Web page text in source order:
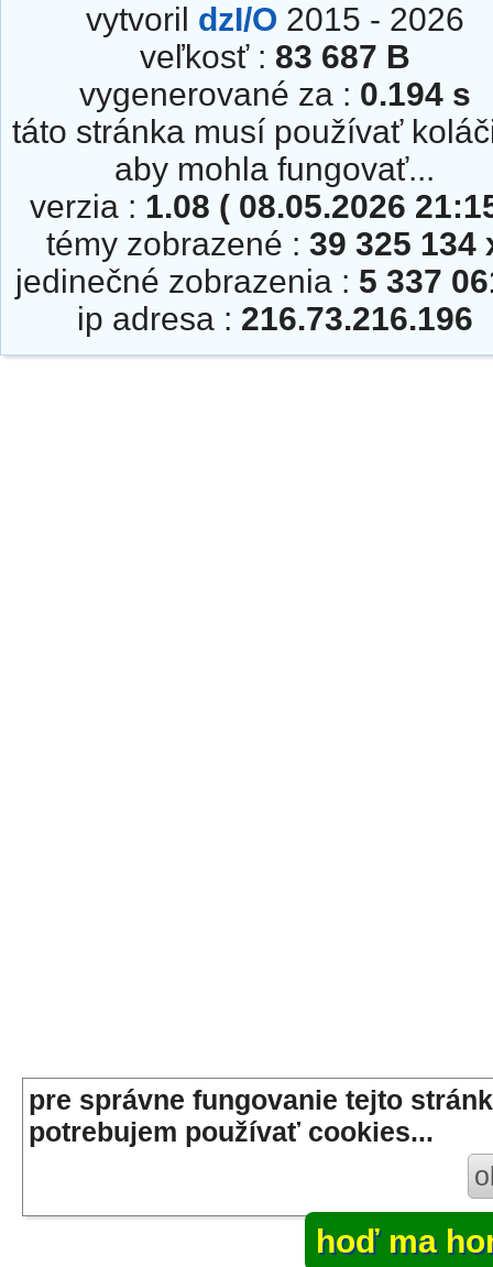
pre správne fungovanie tejto
potrebujem používať cookies...
hoď ma
vytvoril dzI/O 2015 - 2026
veľkosť : 83 687 B
vygenerované za : 0.194 s
táto stránka musí používať
aby mohla fungovať...
verzia : 1.08 ( 08.05.2026
témy zobrazené : 39 325 134
jedinečné zobrazenia : 5 337
ip adresa : 216.73.216.196